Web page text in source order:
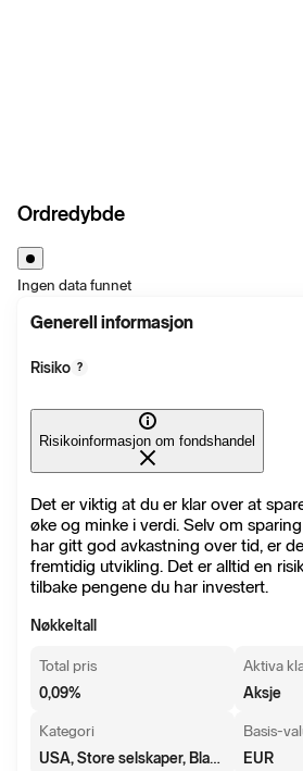
Ordredybde
Ingen data funnet
Generell informasjon
Risiko ?
Risikoinformasjon om fondshandel
Det er viktig at du er klar over at
øke og minke i verdi. Selv om
har gitt god avkastning over tid, er
fremtidig utvikling. Det er alltid en
tilbake pengene du har investert.
Nøkkeltall
Total pris
0,09%
Aktiva
Aksje
Kategori
USA, Store selskaper, Blanding
Basis-
EUR